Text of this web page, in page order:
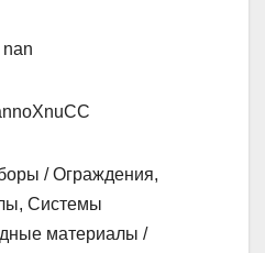
/ Ограждения,
Системы
материалы /